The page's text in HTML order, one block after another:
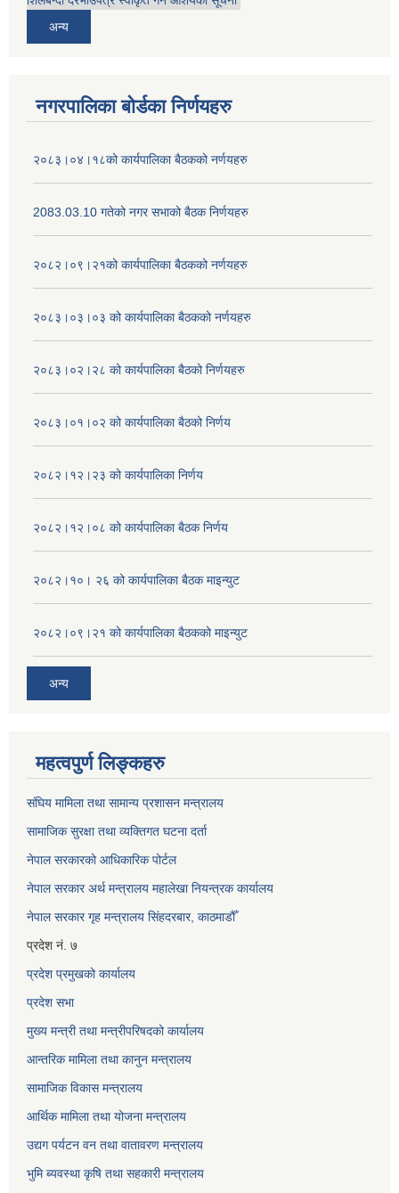
अन्य
नगरपालिका बोर्डका निर्णयहरु
२०८३।०४।१८को कार्यपालिका बैठकको नर्णयहरु
2083.03.10 गतेको नगर सभाको बैठक निर्णयहरु
२०८२।०९।२१को कार्यपालिका बैठकको नर्णयहरु
२०८३।०३।०३ को कार्यपालिका बैठकको नर्णयहरु
२०८३।०२।२८ को कार्यपालिका बैठको निर्णयहरु
२०८३।०१।०२ को कार्यपालिका बैठको निर्णय
२०८२।१२।२३ को कार्यपालिका निर्णय
२०८२।१२।०८ को कार्यपालिका बैठक निर्णय
२०८२।१०। २६ को कार्यपालिका बैठक माइन्युट
२०८२।०९।२१ को कार्यपालिका बैठकको माइन्युट
अन्य
महत्वपुर्ण लिङ्कहरु
संघिय मामिला तथा सामान्य प्रशासन मन्त्रालय
सामाजिक सुरक्षा तथा व्यक्तिगत घटना दर्ता
नेपाल सरकारको आधिकारिक पोर्टल
नेपाल सरकार अर्थ मन्त्रालय महालेखा नियन्त्रक कार्यालय
नेपाल सरकार गृह मन्त्रालय सिंहदरबार, काठमाडौँ
प्रदेश नं. ७
प्रदेश प्रमुखको कार्यालय
प्रदेश सभा
मुख्य मन्त्री तथा मन्त्रीपरिषदको कार्यालय
आन्तरिक मामिला तथा कानुन मन्त्रालय
सामाजिक विकास मन्त्रालय
आर्थिक मामिला तथा योजना मन्त्रालय
उद्यग पर्यटन वन तथा वातावरण मन्त्रालय
भुमि ब्यवस्था कृषि तथा सहकारी मन्त्रालय